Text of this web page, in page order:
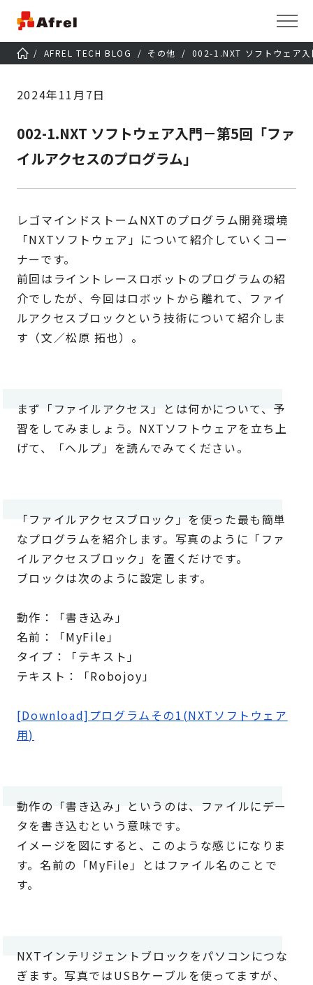
AFREL TECH BLOG その他 002-1.NXT ソフトウェア
2024年11月7日
002-1.NXT ソフトウェア入門－第5回「ファ
イルアクセスのプログラム」
レゴマインドストームNXTのプログラム開発環境
「NXTソフトウェア」について紹介していくコー
ナーです。
前回はライントレースロボットのプログラムの紹
介でしたが、今回はロボットから離れて、ファイ
ルアクセスブロックという技術について紹介しま
す（文／松原 拓也）。
まず「ファイルアクセス」とは何かについて、予
習をしてみましょう。NXTソフトウェアを立ち上
げて、「ヘルプ」を読んでみてください。
「ファイルアクセスブロック」を使った最も簡単
なプログラムを紹介します。写真のように「ファ
イルアクセスブロック」を置くだけです。
ブロックは次のように設定します。
動作：「書き込み」
名前：「MyFile」
タイプ：「テキスト」
テキスト：「Robojoy」
[Download]プログラムその1(NXTソフトウェア
用)
動作の「書き込み」というのは、ファイルにデー
タを書き込むという意味です。
イメージを図にすると、このような感じになりま
す。名前の「MyFile」とはファイル名のことで
す。
NXTインテリジェントブロックをパソコンにつな
ぎます。写真ではUSBケーブルを使ってますが、